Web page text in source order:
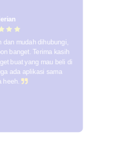
dan mudah dihubungi,
banget. Terima kasih
buat yang mau beli di
ada aplikasi sama
heeh.